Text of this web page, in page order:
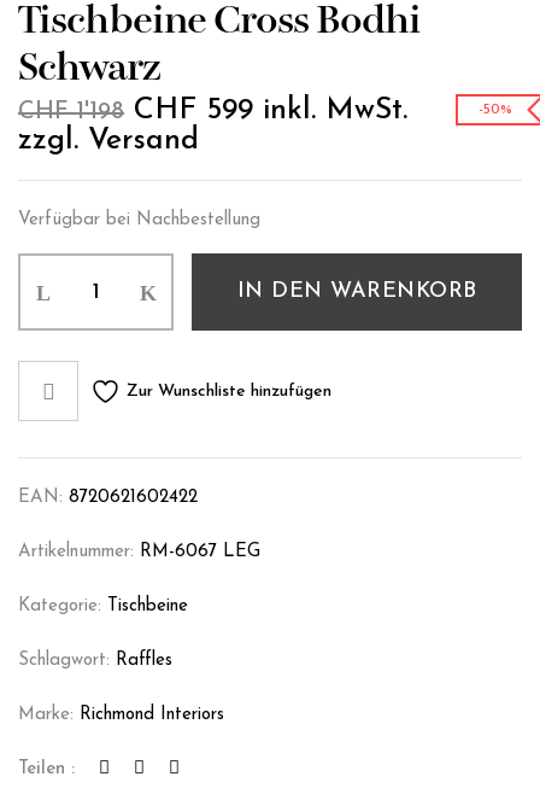
Tischbeine Cross Bodhi
Schwarz
CHF1'198 CHF 599 inkl. MwSt.
zzgl. Versand
-50%
Verfügbar bei Nachbestellung
IN DEN WARENKORB
Zur Wunschliste hinzufügen
EAN: 8720621602422
Artikelnummer: RM-6067 LEG
Kategorie: Tischbeine
Schlagwort: Raffles
Marke: Richmond Interiors
Teilen :